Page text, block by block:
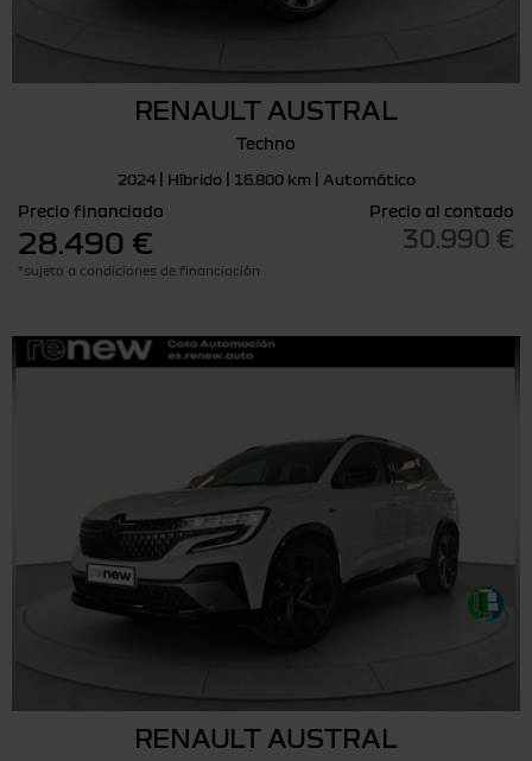
RENAULT AUSTRAL
Techno
2024 | Híbrido | 16.800 km | Automático
Precio financiado
28.490 €
*sujeto a condiciones de financiación
Precio al contado
30.990 €
RENAULT AUSTRAL